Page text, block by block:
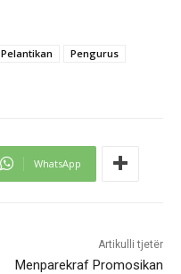
Pelantikan
Pengurus
WhatsApp
Artikulli tjetër
Menparekraf Promosikan